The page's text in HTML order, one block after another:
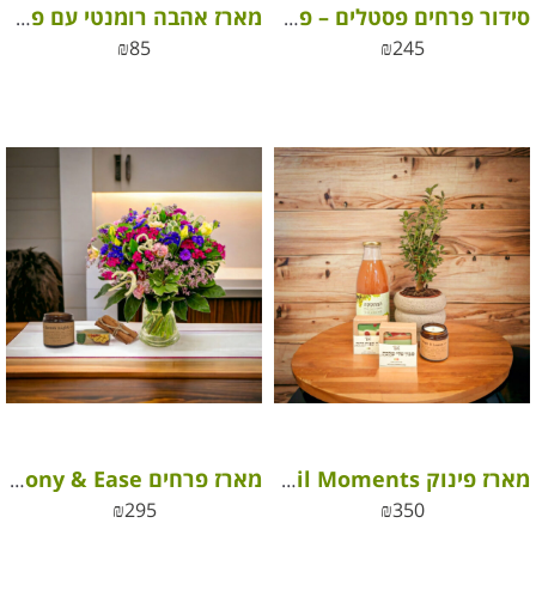
סידור פרחים פסטלים – פרחי העונה
₪245
מארז אהבה רומנטי עם פרחי העונה בכוס LOVE
₪85
מארז פינוק Tranquil Moments
₪350
מארז פרחים Harmony & Ease
₪295